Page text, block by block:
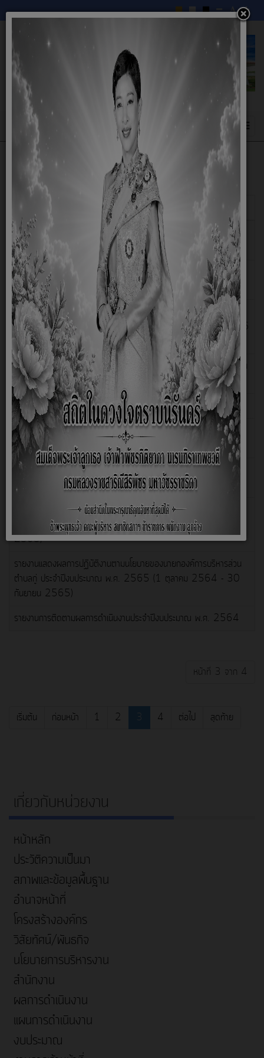
แสดง
รายงานผลการดำเนินการเพื่อจัดการความเสี่ยงและทุจริตประพฤมิชอบ
ประจำปี 2566
รายงานผลการดำเนินงาน ประจำปีงบประมาณ พ.ศ. 2566 (ตุลาคม
2565 - มีนาคม 2566)
รายงานการดำเนินการตามมาตรการส่งเสริมคุณธรรมและโปร่งใสภายใน
หน่วยงาน ประจำปีงบประมาณ ประจำปีงบประมาณ พ.ศ. 2566 รอบ 6
เดือน (ตุลาคม 2565-มีนาคม 2566)
แบบรายงานรายงานการวิเคราะห์ผลการประเมินคุณธรรมและความโปร่งใสใน
การดำเนินงานของหน่วยงานภาครัฐ ประจำปีงบประมาณ พ.ศ. 2565
การดำเนินการเพื่อจัดการความเสี่ยงการทุจริตและประพฤติมิชอบประจำปี
รายงานผลการดำเนินงาน ประจำปีงบประมาณ พ.ศ. 2565 (ตุลาคม
2565 - มีนาคม 2566)
รายงานผลการดำเนินงาน ประจำปีงบประมาณ พ.ศ. 2565 (ตุลาคม
2564 - กันยายน 2565)
รายงานผลการดำเนินงานตามแผนการดำเนินงาน อบต.กู่ ประจำ
ปีงบประมาณ พ.ศ. 2565 รอบ 6 เดือน (ตุลาคม 2564 - มีนาคม
2565)
รายงานแสดงผลการปฏิบัติงานตามนโยบายของนายกองค์การบริหารส่วน
ตำบลกู่ ประจำปีงบประมาณ พ.ศ. 2565 (1 ตุลาคม 2564 - 30
กันยายน 2565)
รายงานการติดตามผลการดำเนินงานประจำปีงบประมาณ พ.ศ. 2564
หน้าที่ 3 จาก 4
เริ่มต้น ก่อนหน้า 1 2 3 4 ต่อไป สุดท้าย
เกี่ยวกับหน่วยงาน
หน้าหลัก
ประวัติความเป็นมา
สภาพและข้อมูลพื้นฐาน
อำนาจหน้าที่
โครงสร้างองค์กร
วิสัยทัศน์/พันธกิจ
นโยบายการบริหารงาน
สำนักงาน
ผลการดำเนินงาน
แผนการดำเนินงาน
งบประมาณ